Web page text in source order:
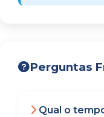
Perguntas
Qual o